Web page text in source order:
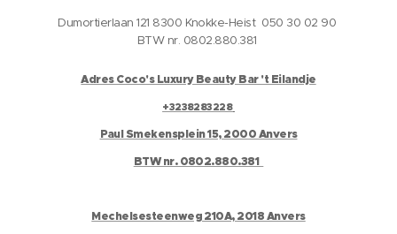
Dumortierlaan 121 8300 Knokke-Heist 050 30 02 90
BTW nr. 0802.880.381
Adres Coco's Luxury Beauty Bar 't Eilandje
+3238283228
Paul Smekensplein 15, 2000 Anvers
BTW nr. 0802.880.381
Mechelsesteenweg 210A, 2018 Anvers